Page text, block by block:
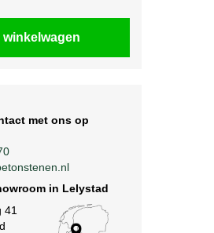
winkelwagen
met ons op
in Lelystad
41